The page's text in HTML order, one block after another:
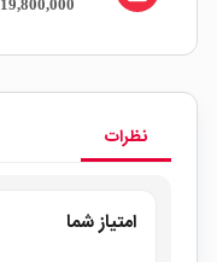
19,800,000
نظرات
امتیاز شما